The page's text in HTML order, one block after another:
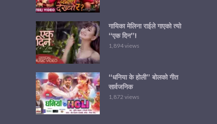
गायिका मेलिना राईले गाएको त्यो
“एक दिन”!
1,894 views
“धनिया के होली” बोलको गीत
सार्वजनिक
1,872 views